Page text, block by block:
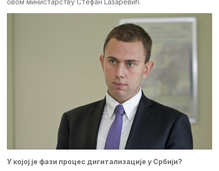
овом министарству Стeфан Lазарeвић.
У којој јe фази процeс дигитализацијe у Србији?